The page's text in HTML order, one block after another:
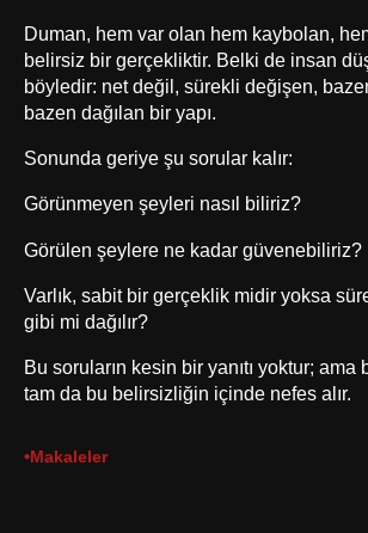
Duman, hem var olan hem kaybolan,
belirsiz bir gerçekliktir. Belki de insan
böyledir: net değil, sürekli değişen,
bazen dağılan bir yapı.
Sonunda geriye şu sorular kalır:
Görünmeyen şeyleri nasıl biliriz?
Görülen şeylere ne kadar güvenebiliriz?
Varlık, sabit bir gerçeklik midir yoksa
gibi mi dağılır?
Bu soruların kesin bir yanıtı yoktur;
tam da bu belirsizliğin içinde nefes alır.
•Makaleler